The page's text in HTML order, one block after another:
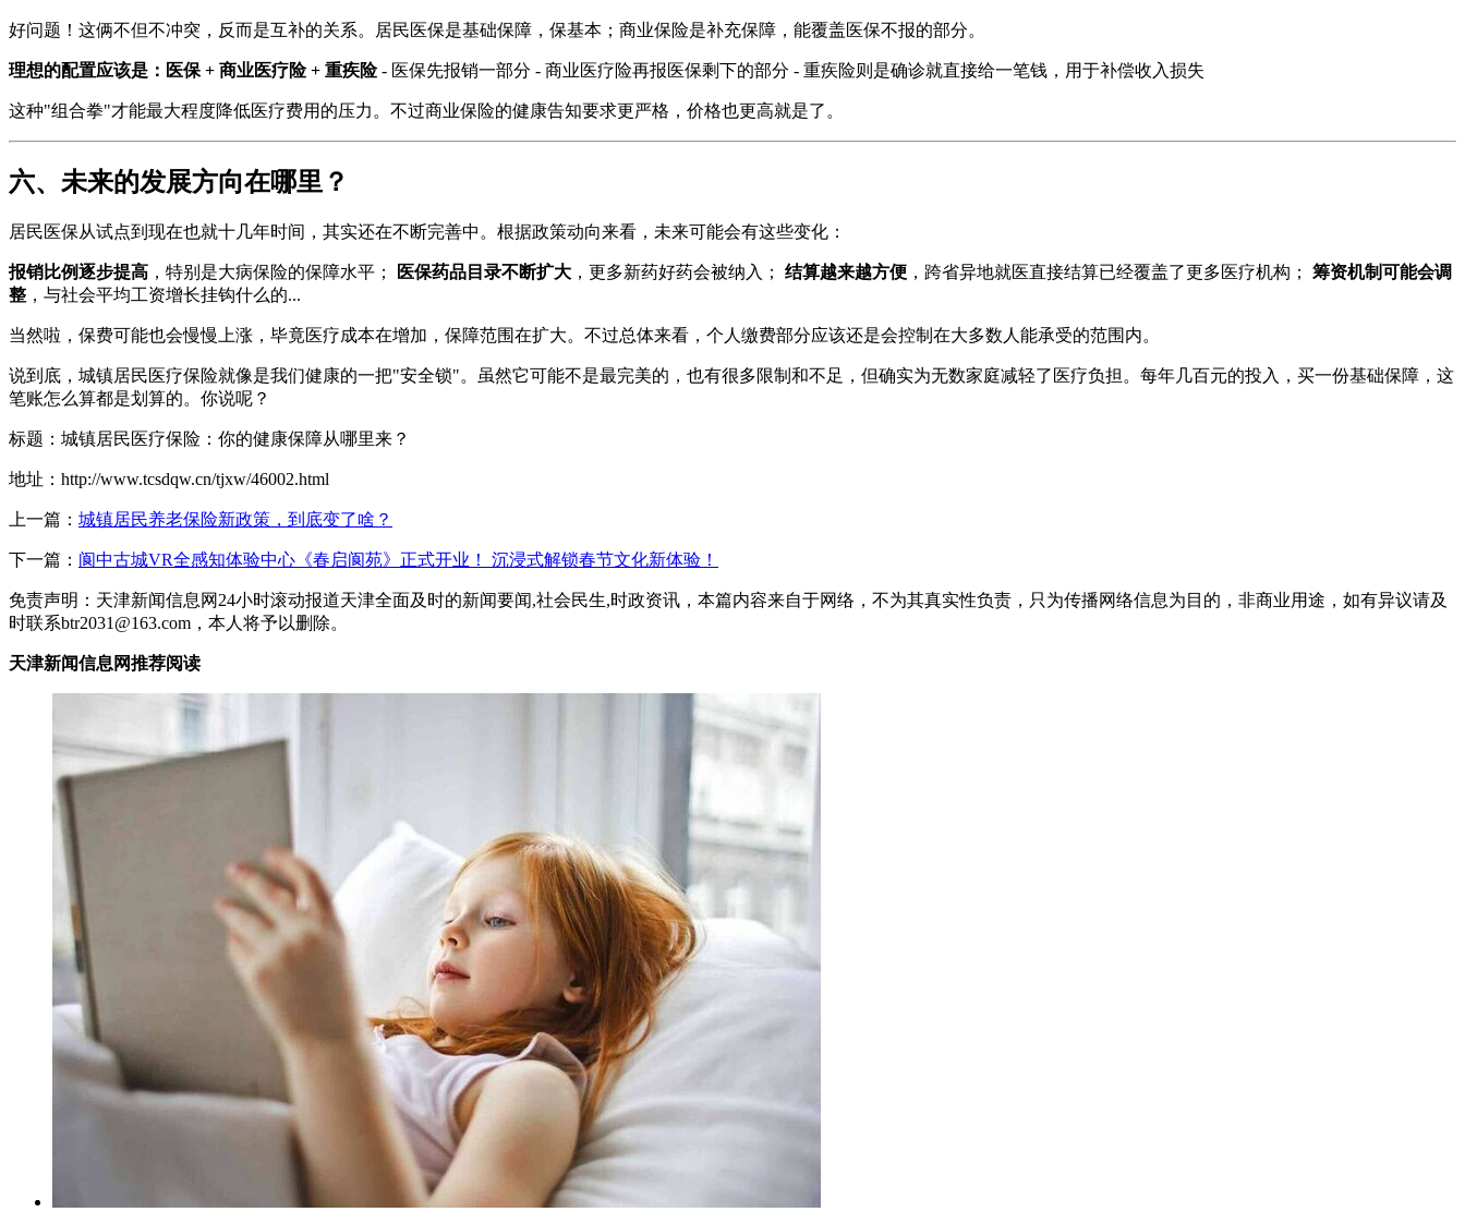
好问题！这俩不但不冲突，反而是互补的关系。居民医保是基础保障，保基本；商业保险是补充保障，能覆盖医保不报的部分。
理想的配置应该是：医保 + 商业医疗险 + 重疾险- 医保先报销一部分 - 商业医疗险再报医保剩下的部分 - 重疾险则是确诊就直接给一笔钱，用于补偿收入损失
这种"组合拳"才能最大程度降低医疗费用的压力。不过商业保险的健康告知要求更严格，价格也更高就是了。
六、未来的发展方向在哪里？
居民医保从试点到现在也就十几年时间，其实还在不断完善中。根据政策动向来看，未来可能会有这些变化：
报销比例逐步提高 ，特别是大病保险的保障水平； 医保药品目录不断扩大 ，更多新药好药会被纳入； 结算越来越方便 ，跨省异地就医直接结算已经覆盖了更多医疗机构； 筹资机制可能会调
整 ，与社会平均工资增长挂钩什么的...
当然啦，保费可能也会慢慢上涨，毕竟医疗成本在增加，保障范围在扩大。不过总体来看，个人缴费部分应该还是会控制在大多数人能承受的范围内。
说到底，城镇居民医疗保险就像是我们健康的一把"安全锁"。虽然它可能不是最完美的，也有很多限制和不足，但确实为无数家庭减轻了医疗负担。每年几百元的投入，买一份基础保障，这
笔账怎么算都是划算的。你说呢？
标题：城镇居民医疗保险：你的健康保障从哪里来？
地址：http://www.tcsdqw.cn/tjxw/46002.html
上一篇： 城镇居民养老保险新政策，到底变了啥？
下一篇： 阆中古城VR全感知体验中心《春启阆苑》正式开业！ 沉浸式解锁春节文化新体验！
免责声明：天津新闻信息网24小时滚动报道天津全面及时的新闻要闻,社会民生,时政资讯，本篇内容来自于网络，不为其真实性负责，只为传播网络信息为目的，非商业用途，如有异议请及
时联系btr2031@163.com，本人将予以删除。
天津新闻信息网推荐阅读